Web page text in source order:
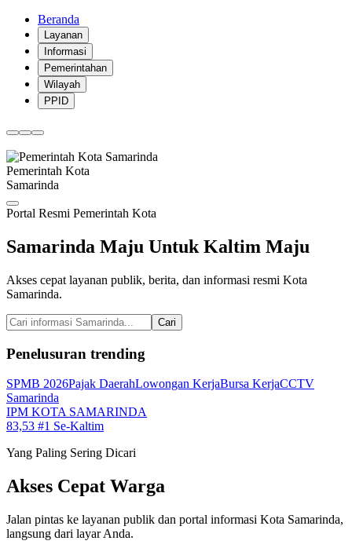
Beranda
Layanan
Informasi
Pemerintahan
Wilayah
PPID
Pemerintah Kota
Samarinda
Portal Resmi Pemerintah Kota
Samarinda Maju Untuk Kaltim Maju
Akses cepat layanan publik, berita, dan informasi resmi Kota
Samarinda.
Cari
Penelusuran trending
SPMB 2026Pajak DaerahLowongan KerjaBursa KerjaCCTV
Samarinda
IPM KOTA SAMARINDA
83,53 #1 Se-Kaltim
Yang Paling Sering Dicari
Akses Cepat Warga
Jalan pintas ke layanan publik dan portal informasi Kota Samarinda,
langsung dari layar Anda.